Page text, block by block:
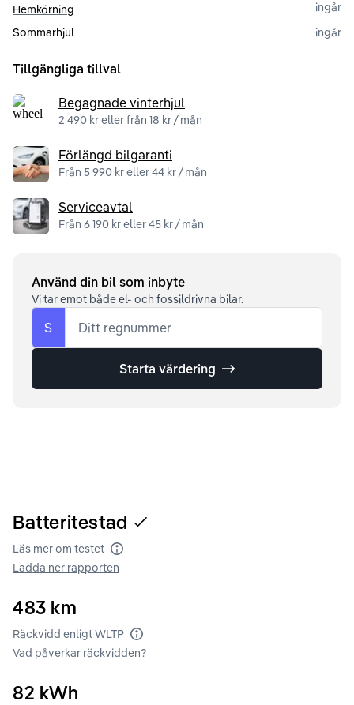
Hemkörning
ingår
Sommarhjul
ingår
Tillgängliga tillval
Begagnade vinterhjul
2 490 kr eller från 18 kr / mån
Förlängd bilgaranti
Från 5 990 kr eller 44 kr / mån
Serviceavtal
Från 6 190 kr eller 45 kr / mån
Använd din bil som inbyte
Vi tar emot både el- och fossildrivna bilar.
S Ditt regnummer
Starta värdering
Batteritestad
Läs mer om testet Batteritest
Ladda ner rapporten
483 km
Räckvidd enligt WLTP Räckvidd enligt WLTP
Vad påverkar räckvidden?
82 kWh